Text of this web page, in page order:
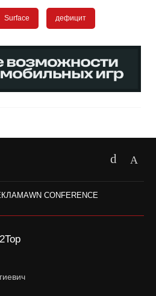
Surface дефицит
WN CONFERENCE